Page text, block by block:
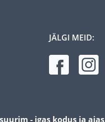
JÄLGI MEID:
- igas kodus ja aias